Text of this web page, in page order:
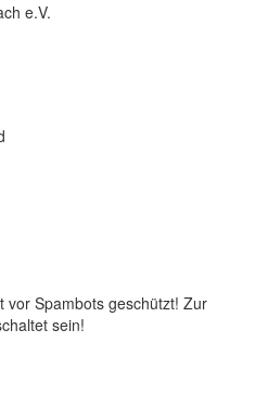
e.V.
vor Spambots geschützt! Zur
sein!